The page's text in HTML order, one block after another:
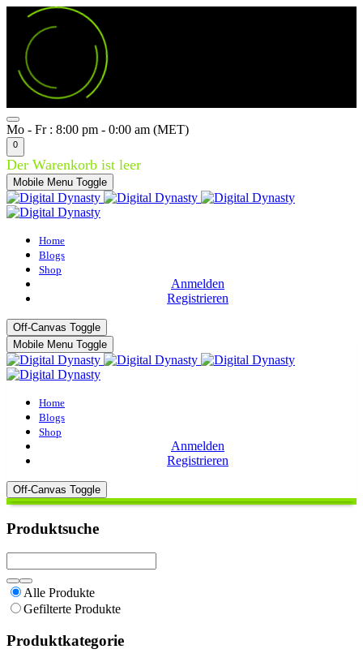
Mo - Fr : 8:00 pm - 0:00 am (MET)
0
Der Warenkorb ist leer
Mobile Menu Toggle
Home
Blogs
Shop
Anmelden
Registrieren
Off-Canvas Toggle
Mobile Menu Toggle
Home
Blogs
Shop
Anmelden
Registrieren
Off-Canvas Toggle
Produktsuche
Alle Produkte
Gefilterte Produkte
Produktkategorie